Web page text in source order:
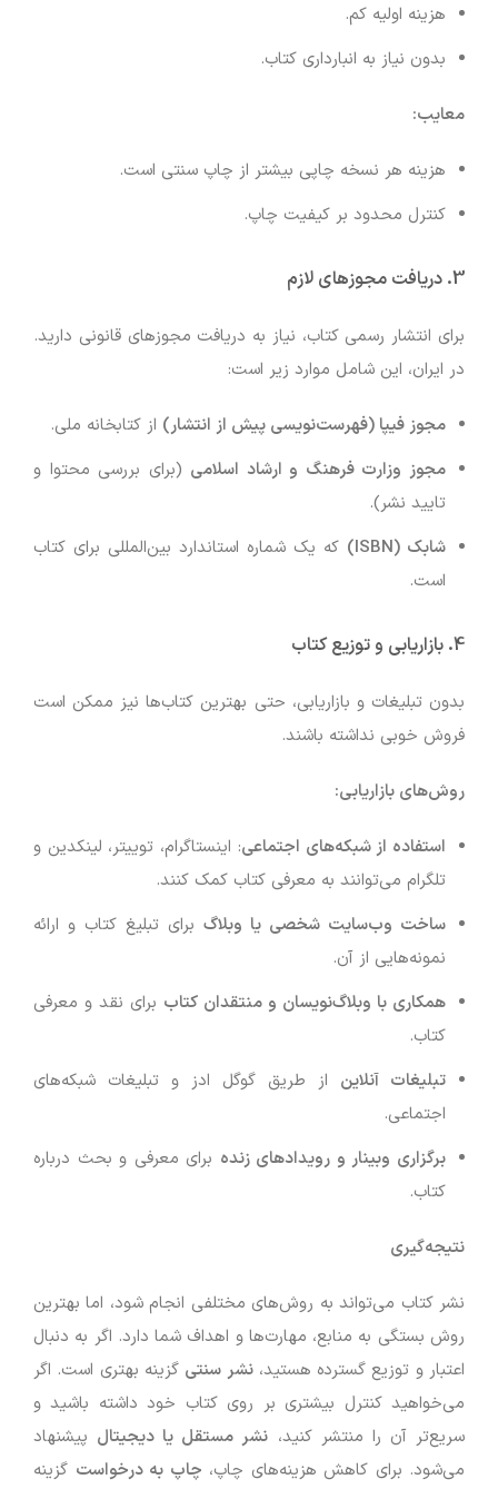
هزینه اولیه کم.
بدون نیاز به انبارداری کتاب.
معایب:
هزینه هر نسخه چاپی بیشتر از چاپ سنتی است.
کنترل محدود بر کیفیت چاپ.
3. دریافت مجوزهای لازم
برای انتشار رسمی کتاب، نیاز به دریافت مجوزهای قانونی دارید.
در ایران، این شامل موارد زیر است:
مجوز فیپا (فهرست‌نویسی پیش از انتشار) از کتابخانه ملی.
مجوز وزارت فرهنگ و ارشاد اسلامی (برای بررسی محتوا و
تایید نشر).
شابک (ISBN)
که یک شماره استاندارد بین‌المللی برای کتاب
است.
4. بازاریابی و توزیع کتاب
بدون تبلیغات و بازاریابی، حتی بهترین کتاب‌ها نیز ممکن است
فروش خوبی نداشته باشند.
روش‌های بازاریابی:
استفاده از شبکه‌های اجتماعی: اینستاگرام، توییتر، لینکدین و
تلگرام می‌توانند به معرفی کتاب کمک کنند.
ساخت وب‌سایت شخصی یا وبلاگ برای تبلیغ کتاب و ارائه
نمونه‌هایی از آن.
همکاری با وبلاگ‌نویسان و منتقدان کتاب برای نقد و معرفی
کتاب.
تبلیغات آنلاین از طریق گوگل ادز و تبلیغات شبکه‌های
اجتماعی.
برگزاری وبینار و رویدادهای زنده برای معرفی و بحث درباره
کتاب.
نتیجه‌گیری
نشر کتاب می‌تواند به روش‌های مختلفی انجام شود، اما بهترین
روش بستگی به منابع، مهارت‌ها و اهداف شما دارد. اگر به دنبال
اعتبار و توزیع گسترده هستید،نشر سنتی گزینه بهتری است. اگر
می‌خواهید کنترل بیشتری بر روی کتاب خود داشته باشید و
سریع‌تر آن را منتشر کنید، نشر مستقل یا دیجیتال پیشنهاد
می‌شود. برای کاهش هزینه‌های چاپ، چاپ به درخواست گزینه